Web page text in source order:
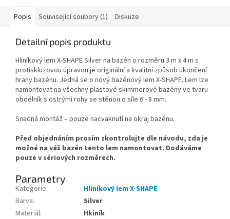
Popis Související soubory (1) Diskuze
Detailní popis produktu
Hliníkový lem X-SHAPE Silver na bazén o rozměru 3 m x 4 m s
protiskluzovou úpravou je originální a kvalitní způsob ukončení
hrany bazénu. Jedná se o nový bazénový lem X-SHAPE. Lem lze
namontovat na všechny plastové skimmerové bazény ve tvaru
obdélník s ostrými rohy se stěnou o síle 6 - 8 mm.
Snadná montáž – pouze nacvaknutí na okraj bazénu.
Před objednáním prosím zkontrolujte dle návodu, zda je
možné na váš bazén tento lem namontovat. Dodáváme
pouze v sériových rozměrech.
Parametry
Kategorie:
Hliníkový lem X-SHAPE
Barva:
Silver
Materiál:
Hkiník